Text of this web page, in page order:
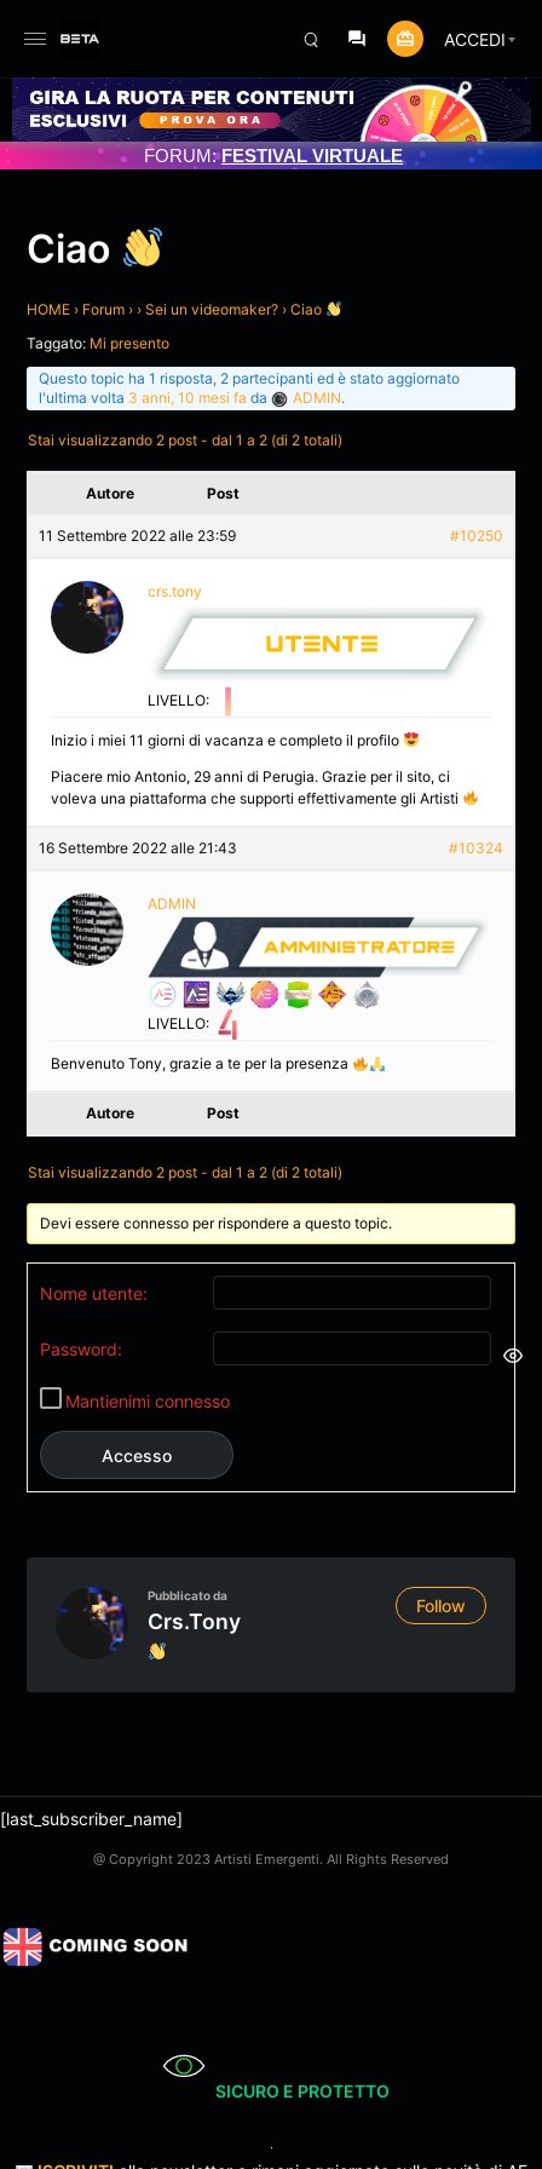
ACCEDI
PROGRAMMATO 3/07/2025
FORUM:FESTIVAL VIRTUALE
Ciao
HOME › Forum › › Sei un videomaker? › Ciao
Taggato: Mi presento
Questo topic ha 1 risposta, 2 partecipanti ed è stato aggiornato
l'ultima volta 3 anni, 10 mesi fa da ADMIN.
Stai visualizzando 2 post - dal 1 a 2 (di 2 totali)
Autore Post
11 Settembre 2022 alle 23:59 #10250
crs.tony
LIVELLO:
Inizio i miei 11 giorni di vacanza e completo il profilo
Piacere mio Antonio, 29 anni di Perugia. Grazie per il sito, ci
voleva una piattaforma che supporti effettivamente gli Artisti
16 Settembre 2022 alle 21:43 #10324
ADMIN
LIVELLO:
Benvenuto Tony, grazie a te per la presenza
Autore Post
Stai visualizzando 2 post - dal 1 a 2 (di 2 totali)
Devi essere connesso per rispondere a questo topic.
Nome utente:
Password:
Mantienimi connesso
Accesso
Pubblicato da
Crs.tony
Follow
[last_subscriber_name]
@ Copyright 2023 Artisti Emergenti. All Rights Reserved
SICURO E PROTETTO